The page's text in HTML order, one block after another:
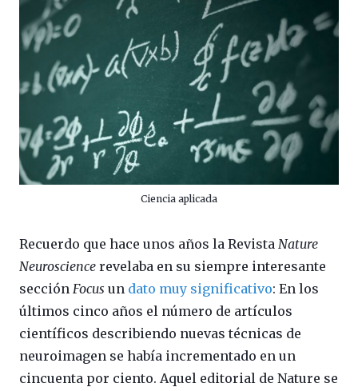
Ciencia aplicada
Recuerdo que hace unos años la Revista Nature
Neuroscience revelaba en su siempre interesante
sección Focus un dato muy significativo: En los
últimos cinco años el número de artículos
científicos describiendo nuevas técnicas de
neuroimagen se había incrementado en un
cincuenta por ciento. Aquel editorial de Nature se